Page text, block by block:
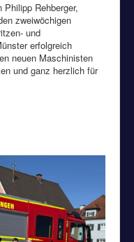
Rehberger,
zweiwöchigen
und
erfolgreich
neuen Maschinisten
und ganz herzlich für